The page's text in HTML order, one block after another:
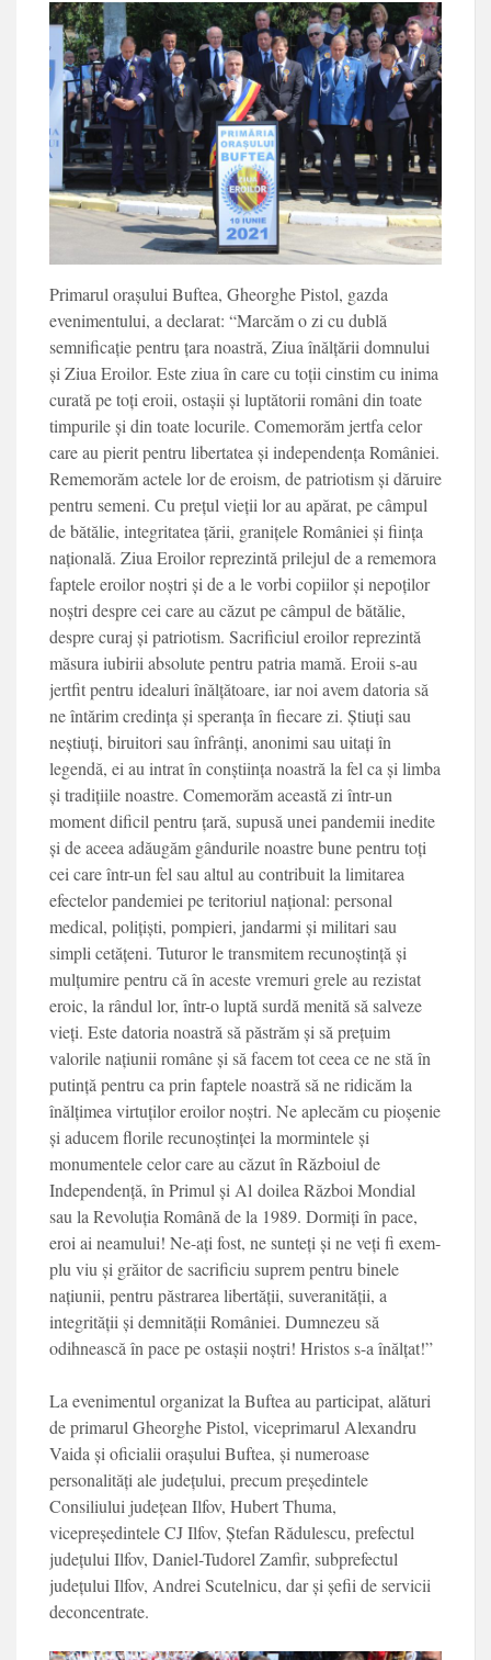
Primarul orașului Buftea, Gheorghe Pistol, gazda
evenimentului, a declarat: “Marcăm o zi cu dublă
semnificație pentru țara noastră, Ziua înălțării domnului
și Ziua Eroilor. Este ziua în care cu toții cinstim cu inima
curată pe toți eroii, ostașii și luptătorii români din toate
timpurile și din toate locurile. Comemorăm jertfa celor
care au pierit pentru libertatea și independența României.
Rememorăm actele lor de eroism, de patriotism și dăruire
pentru semeni. Cu prețul vieții lor au apărat, pe câmpul
de bătălie, integritatea țării, granițele României și ființa
națională. Ziua Eroilor reprezintă prilejul de a rememora
faptele eroilor noștri și de a le vorbi copiilor și nepoților
noștri despre cei care au căzut pe câmpul de bătălie,
despre curaj și patriotism. Sacrificiul eroilor reprezintă
măsura iubirii absolute pentru patria mamă. Eroii s-au
jertfit pentru idealuri înălțătoare, iar noi avem datoria să
ne întărim credința și speranța în fiecare zi. Știuți sau
neștiuți, biruitori sau înfrânți, anonimi sau uitați în
legendă, ei au intrat în conștiința noastră la fel ca și limba
și tradițiile noastre. Comemorăm această zi într-un
moment dificil pentru țară, supusă unei pandemii inedite
și de aceea adăugăm gândurile noastre bune pentru toți
cei care într-un fel sau altul au contribuit la limitarea
efectelor pandemiei pe teritoriul național: personal
medical, polițiști, pompieri, jandarmi și militari sau
simpli cetățeni. Tuturor le transmitem recunoștință și
mulțumire pentru că în aceste vremuri grele au rezistat
eroic, la rândul lor, într-o luptă surdă menită să salveze
vieți. Este datoria noastră să păstrăm și să prețuim
valorile națiunii române și să facem tot ceea ce ne stă în
putință pentru ca prin faptele noastră să ne ridicăm la
înălțimea virtuților eroilor noștri. Ne aplecăm cu pioșenie
și aducem florile recunoștinței la mormintele și
monumentele celor care au căzut în Războiul de
Independență, în Primul și Al doilea Război Mondial
sau la Revoluția Română de la 1989. Dormiți în pace,
eroi ai neamului! Ne-ați fost, ne sunteți și ne veți fi exem­
plu viu și grăitor de sacri­ficiu suprem pentru binele
națiunii, pentru păstrarea libertății, suveranității, a
integrității și demnității României. Dumnezeu să
odihnească în pace pe ostașii noștri! Hristos s-a înălțat!”
La evenimentul organizat la Buftea au participat, alături
de primarul Gheorghe Pistol, viceprimarul Alexandru
Vaida și oficialii orașului Buftea, și numeroase
personalități ale județului, precum președintele
Consiliului județean Ilfov, Hubert Thuma,
vicepreședintele CJ Ilfov, Ștefan Rădulescu, prefectul
județului Ilfov, Daniel-Tudorel Zamfir, subprefectul
județului Ilfov, Andrei Scutelnicu, dar și șefii de servicii
deconcentrate.